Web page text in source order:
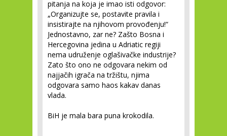
pitanja na koja je imao isti odgovor:
„Organizujte se, postavite pravila i
insistirajte na njihovom provođenju!“
Jednostavno, zar ne? Zašto Bosna i
Hercegovina jedina u Adriatic regiji
nema udruženje oglašivačke industrije?
Zato što ono ne odgovara nekim od
najjačih igrača na tržištu, njima
odgovara samo haos kakav danas
vlada.
BiH je mala bara puna krokodila.